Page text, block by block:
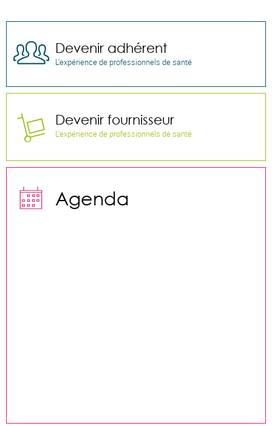
 Devenir adhérent
L’expérience de professionnels de santé
 Devenir fournisseur
L’expérience de professionnels de santé
 Agenda